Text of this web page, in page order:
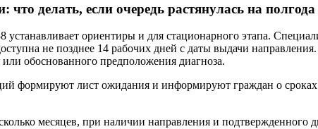
делать, если очередь растянулась на полгода
ориентиры и для стационарного этапа.
не позднее 14 рабочих дней с даты выдачи
обоснованного предположения диагноза.
формируют лист ожидания и информируют граждан о
месяцев, при наличии направления и